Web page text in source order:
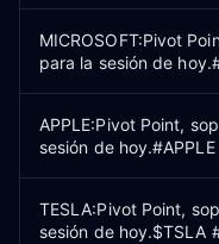
MICROSOFT:Pivot
para la sesión de
APPLE:Pivot Point,
sesión de hoy.#APPLE
TESLA:Pivot Point,
sesión de hoy.$TSLA